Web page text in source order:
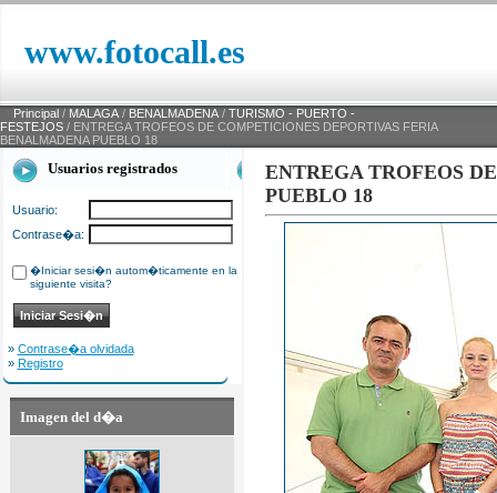
www.fotocall.es
Principal / MALAGA / BENALMADENA / TURISMO - PUERTO -
FESTEJOS / ENTREGA TROFEOS DE COMPETICIONES DEPORTIVAS FERIA
BENALMADENA PUEBLO 18
Usuarios registrados
Usuario:
Contrase�a:
�Iniciar sesi�n autom�ticamente en la
siguiente visita?
» Contrase�a olvidada
» Registro
Imagen del d�a
ENTREGA TROFEOS
PUEBLO 18